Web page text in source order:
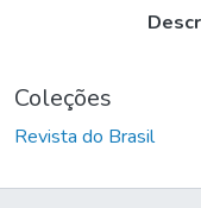
Coleções
Revista do Brasil